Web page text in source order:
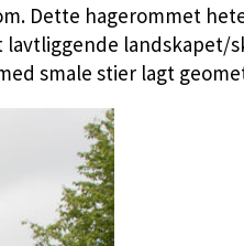
Dette hagerommet
smale stier lagt